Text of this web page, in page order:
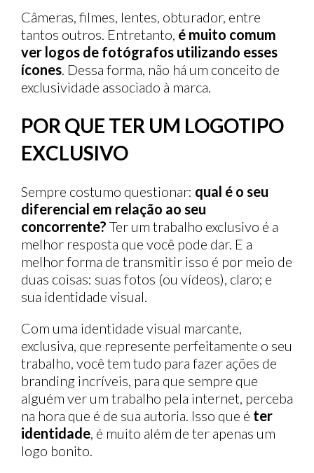
Câmeras, filmes, lentes, obturador, entre
tantos outros. Entretanto, é muito comum
ver logos de fotógrafos utilizando esses
ícones . Dessa forma, não há um conceito de
exclusividade associado à marca.
POR QUE TER UM LOGOTIPO
EXCLUSIVO
Sempre costumo questionar: qual é o seu
diferencial em relação ao seu
concorrente? Ter um trabalho exclusivo é a
melhor resposta que você pode dar. E a
melhor forma de transmitir isso é por meio de
duas coisas: suas fotos (ou vídeos), claro; e
sua identidade visual.
Com uma identidade visual marcante,
exclusiva, que represente perfeitamente o seu
trabalho, você tem tudo para fazer ações de
branding incríveis, para que sempre que
alguém ver um trabalho pela internet, perceba
na hora que é de sua autoria. Isso que é ter
identidade, é muito além de ter apenas um
logo bonito.